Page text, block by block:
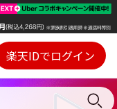
プレイヤー
約内容の確認・変更
楽天IDでログイン